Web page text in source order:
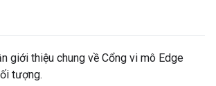
giới thiệu chung về Cổng vi mô Edge
tượng.